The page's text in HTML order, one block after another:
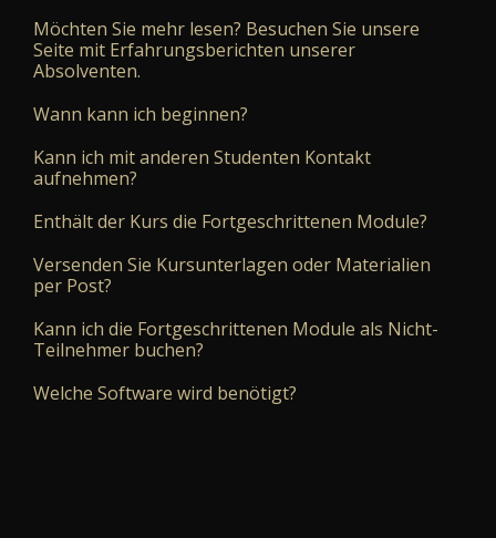
Möchten Sie mehr lesen? Besuchen Sie unsere
Seite mit Erfahrungsberichten unserer
Absolventen.
Wann kann ich beginnen?
Kann ich mit anderen Studenten Kontakt
aufnehmen?
Enthält der Kurs die Fortgeschrittenen Module?
Versenden Sie Kursunterlagen oder Materialien
per Post?
Kann ich die Fortgeschrittenen Module als Nicht-
Teilnehmer buchen?
Welche Software wird benötigt?